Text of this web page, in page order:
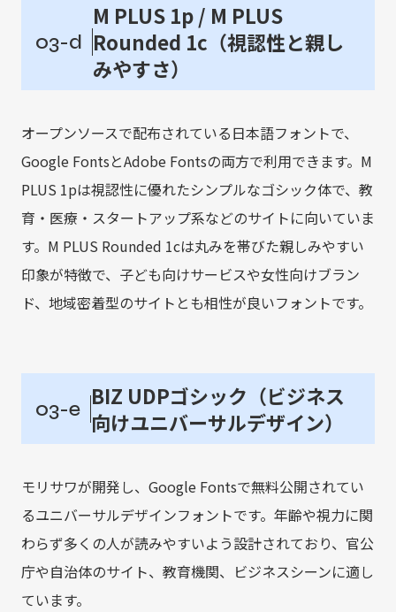
03-d
M PLUS 1p / M PLUS
Rounded 1c（視認性と親し
みやすさ）
オープンソースで配布されている日本語フォントで、
Google FontsとAdobe Fontsの両方で利用できます。M
PLUS 1pは視認性に優れたシンプルなゴシック体で、教
育・医療・スタートアップ系などのサイトに向いていま
す。M PLUS Rounded 1cは丸みを帯びた親しみやすい
印象が特徴で、子ども向けサービスや女性向けブラン
ド、地域密着型のサイトとも相性が良いフォントです。
03-e BIZ UDPゴシック（ビジネス
向けユニバーサルデザイン）
モリサワが開発し、Google Fontsで無料公開されてい
るユニバーサルデザインフォントです。年齢や視力に関
わらず多くの人が読みやすいよう設計されており、官公
庁や自治体のサイト、教育機関、ビジネスシーンに適し
ています。